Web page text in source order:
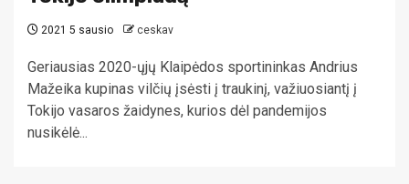
2021 5 sausio ceskav
Geriausias 2020-ųjų Klaipėdos sportininkas Andrius
Mažeika kupinas vilčių įsėsti į traukinį, važiuosiantį į
Tokijo vasaros žaidynes, kurios dėl pandemijos
nusikėlė...